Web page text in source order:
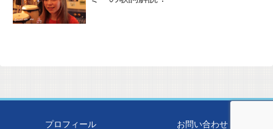
プロフィール お問い合わせ